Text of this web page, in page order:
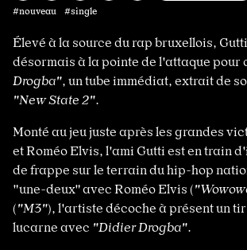
#nouveau #single
Élevé à la source du rap bruxellois,
désormais à la pointe de l'attaque pour
Drogba", un tube immédiat, extrait de
"New State 2".
Monté au jeu juste après les grandes
et Roméo Elvis, l'ami Gutti est en train
de frappe sur le terrain du hip-hop
"une-deux" avec Roméo Elvis (
("M3"), l'artiste décoche à présent un
lucarne avec "Didier Drogba".